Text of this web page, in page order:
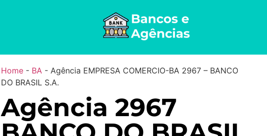
Home- BA - Agência EMPRESA COMERCIO-BA 2967 – BANCO
DO BRASIL S.A.
Agência 2967